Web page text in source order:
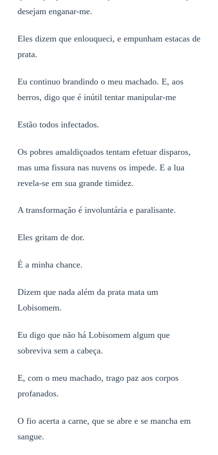
desejam enganar-me.
Eles dizem que enlouqueci, e empunham estacas de
prata.
Eu continuo brandindo o meu machado. E, aos
berros, digo que é inútil tentar manipular-me
Estão todos infectados.
Os pobres amaldiçoados tentam efetuar disparos,
mas uma fissura nas nuvens os impede. E a lua
revela-se em sua grande timidez.
A transformação é involuntária e paralisante.
Eles gritam de dor.
É a minha chance.
Dizem que nada além da prata mata um
Lobisomem.
Eu digo que não há Lobisomem algum que
sobreviva sem a cabeça.
E, com o meu machado, trago paz aos corpos
profanados.
O fio acerta a carne, que se abre e se mancha em
sangue.